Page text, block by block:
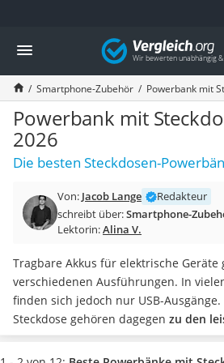
Die beliebtesten Vergleiche nach
Elektronik
Powerstation
Monitor 32 Zoll 4K
Fernseher
Drucker
Desktop-PC
Monitor
Laser-Multifunktionsdrucker
Powerline-Adapter
Powerstation mit Solarpanel
Gaming-PC
Soundbar
17-Zoll-Laptop
Satellitenschüssel
Gaming-Headset
Vergleich
Smartphone-Zubehör Powerbank mit
Powerbank mit
2026
Die besten Steckdosen-
Von: Jacob Lange
Redakteur
schreibt über:Smartphone-
Lektorin:Alina V.
Tragbare Akkus für elektrische Geräte
verschiedenen Ausführungen. In
finden sich jedoch nur USB-
Steckdose gehören dagegen zu den
Varianten.Diese reichen von
Smartphones oder Laptops bis hin zu